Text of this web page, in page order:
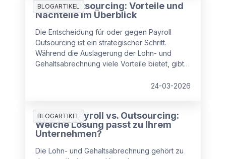
BLOGARTIKEL
Payroll Outsourcing: Vorteile und
Nachteile im Überblick
Die Entscheidung für oder gegen Payroll
Outsourcing ist ein strategischer Schritt.
Während die Auslagerung der Lohn- und
Gehaltsabrechnung viele Vorteile bietet, gibt
24-03-2026
BLOGARTIKEL
Inhouse Payroll vs. Outsourcing:
Welche Lösung passt zu Ihrem
Unternehmen?
Die Lohn- und Gehaltsabrechnung gehört zu